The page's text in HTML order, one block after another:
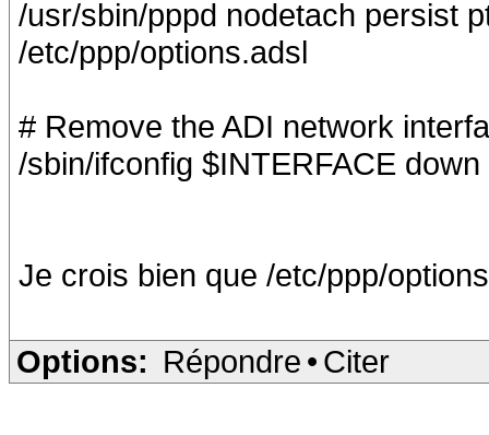
/usr/sbin/pppd nodetach persist
/etc/ppp/options.adsl
# Remove the ADI network
/sbin/ifconfig $INTERFACE down
Je crois bien que /etc/ppp/
Options: Répondre • Citer